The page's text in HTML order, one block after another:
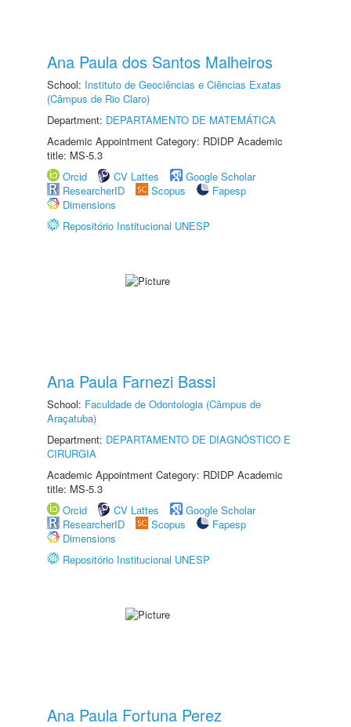
Ana Paula dos Santos Malheiros
School: Instituto de Geociências e Ciências Exatas
(Câmpus de Rio Claro)
Department: DEPARTAMENTO DE MATEMÁTICA
Academic Appointment Category: RDIDP Academic
title: MS-5.3
Orcid
CV Lattes
Google Scholar
ResearcherID
Scopus
Fapesp
Dimensions
Repositório Institucional UNESP
Ana Paula Farnezi Bassi
School: Faculdade de Odontologia (Câmpus de
Araçatuba)
Department: DEPARTAMENTO DE DIAGNÓSTICO E
CIRURGIA
Academic Appointment Category: RDIDP Academic
title: MS-5.3
Orcid
CV Lattes
Google Scholar
ResearcherID
Scopus
Fapesp
Dimensions
Repositório Institucional UNESP
Ana Paula Fortuna Perez